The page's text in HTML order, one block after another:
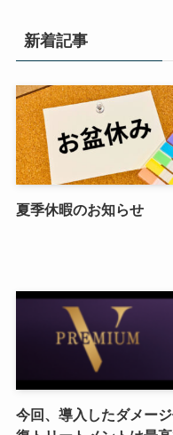
新着記事
夏季休暇のお知らせ
今回、導入したダメー